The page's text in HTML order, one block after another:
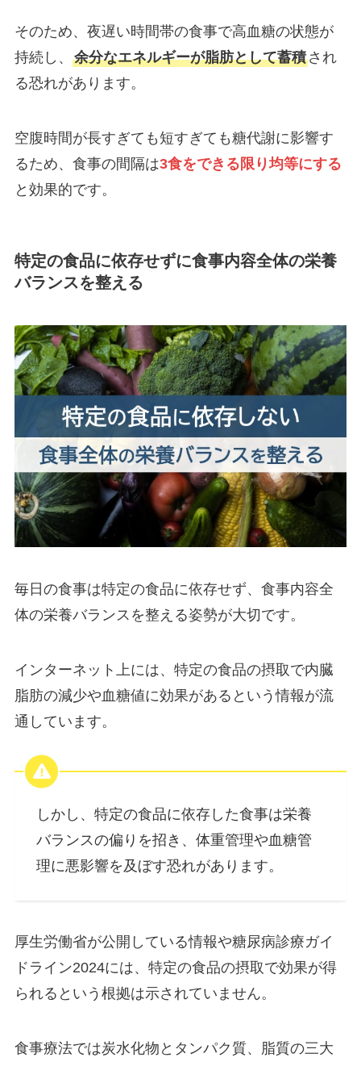
そのため、夜遅い時間帯の食事で高血糖の状態が
持続し、 余分なエネルギーが脂肪として蓄積され
る恐れがあります。
空腹時間が長すぎても短すぎても糖代謝に影響す
るため、食事の間隔は3食をできる限り均等にする
と効果的です。
特定の食品に依存せずに食事内容全体の栄養
バランスを整える
毎日の食事は特定の食品に依存せず、食事内容全
体の栄養バランスを整える姿勢が大切です。
インターネット上には、特定の食品の摂取で内臓
脂肪の減少や血糖値に効果があるという情報が流
通しています。
しかし、特定の食品に依存した食事は栄養
バランスの偏りを招き、体重管理や血糖管
理に悪影響を及ぼす恐れがあります。
厚生労働省が公開している情報や糖尿病診療ガイ
ドライン2024には、特定の食品の摂取で効果が得
られるという根拠は示されていません。
食事療法では炭水化物とタンパク質、脂質の三大